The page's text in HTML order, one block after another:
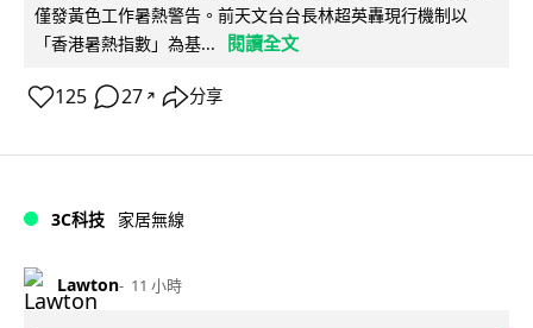
僅發黃色工作暑熱警告。前天文台台長林超英轟現行機制以
「香港暑熱指數」為基...
閱讀全文
125 27 ↗ 分享
3C科技 家居無線
Lawton 11 小時